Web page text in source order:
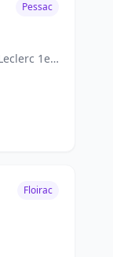
Pessac
POLE SANTE ALOUETTE, 31 Av. du Général Leclerc 1er Étage, 33600 Pessac
Floirac